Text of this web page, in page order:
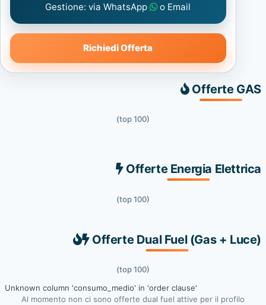
Gestione: via WhatsApp
o Email
Richiedi Offerta
Offerte GAS
(top 100)
Offerte Energia Elettrica
(top 100)
Offerte Dual Fuel (Gas + Luce)
(top 100)
Unknown column 'consumo_medio' in 'order clause'
Al momento non ci sono offerte dual fuel attive per il profilo